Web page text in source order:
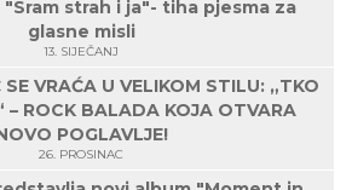
strah i ja"- tiha pjesma za
glasne misli
13. SIJEČANJ
VRAĆA U VELIKOM STILU: „TKO
– ROCK BALADA KOJA OTVARA
POGLAVLJE!
26. PROSINAC